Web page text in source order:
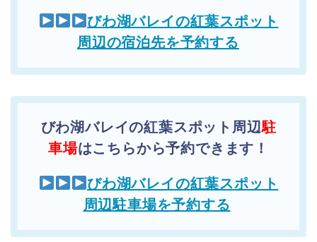
びわ湖バレイの紅葉スポット
周辺の宿泊先を予約する
びわ湖バレイの紅葉スポット周辺駐
車場はこちらから予約できます！
びわ湖バレイの紅葉スポット
周辺駐車場を予約する